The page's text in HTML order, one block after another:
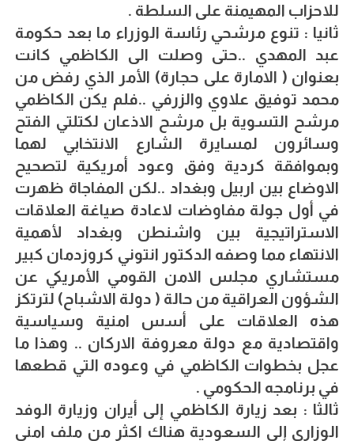
للاحزاب المهيمنة على السلطة .
ثانيا : تنوع مرشحي رئاسة الوزراء ما بعد حكومة
عبد المهدي ..حتى وصلت الى الكاظمي كانت
بعنوان ( الامارة على حجارة) الأمر الذي رفض من
محمد توفيق علاوي والزرفي ..فلم يكن الكاظمي
مرشح التسوية بل مرشح الاذعان لكتلتي الفتح
وسائرون لمسايرة الشارع الانتخابي لهما
وبموافقة كردية وفق وعود أمريكية لتصحيح
الاوضاع بين اربيل وبغداد ..لكن المفاجاة ظهرت
في أول جولة مفاوضات لاعادة صياغة العلاقات
الاستراتيجية بين واشنطن وبغداد لأهمية
الانتهاء مما وصفه الدكتور انتوني كروزدمان كبير
مستشاري مجلس الامن القومي الأمريكي عن
الشؤون العراقية من حالة ( دولة الاشباح) لترتكز
هذه العلاقات على أسس امنية وسياسية
واقتصادية مع دولة معروفة الاركان .. وهذا ما
عجل بخطوات الكاظمي في وعوده التي قطعها
في برنامجه الحكومي .
ثالثا : بعد زيارة الكاظمي إلى أيران وزيارة الوفد
الوزاري إلى السعودية هناك اكثر من ملف امني